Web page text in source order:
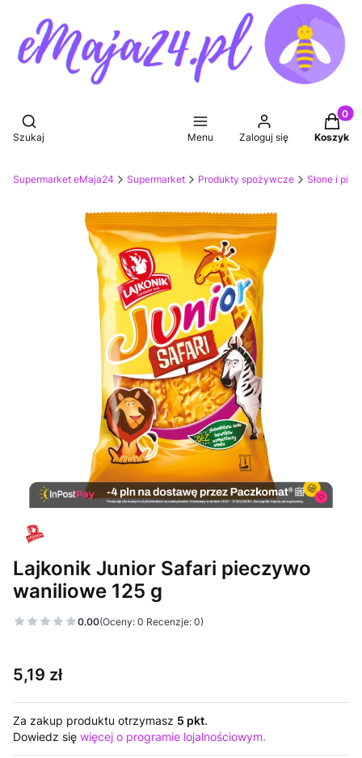
Otwórz wyszukiwarkę
Szukaj Menu Zaloguj się Koszyk
Supermarket eMaja24 Supermarket Produkty spożywcze Słone i
Lajkonik Junior Safari pieczywo
waniliowe 125 g
0.00(Oceny: 0 Recenzje: 0)
Cena
5,19 zł
Za zakup produktu otrzymasz 5 pkt.
Dowiedz się więcej o programie lojalnościowym.